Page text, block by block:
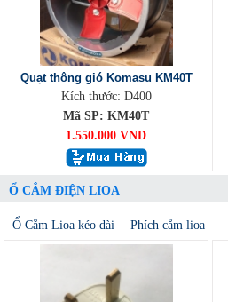
Quạt thông gió Komasu KM40T
Kích thước: D400
Mã SP: KM40T
1.550.000 VND
Ổ CẮM ĐIỆN LIOA
Ổ Cắm Lioa kéo dài Phích cắm lioa